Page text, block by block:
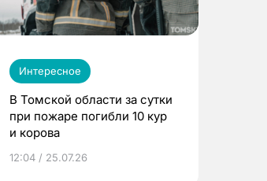
Интересное
В Томской области за сутки
при пожаре погибли 10 кур
и корова
12:04 / 25.07.26